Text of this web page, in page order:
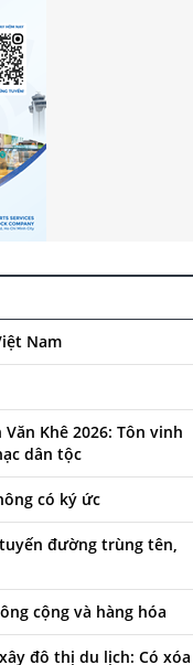
Nam
Khê 2026: Tôn vinh
dân tộc
có ký ức
đường trùng tên,
cộng và hàng hóa
đô thị du lịch: Có xóa